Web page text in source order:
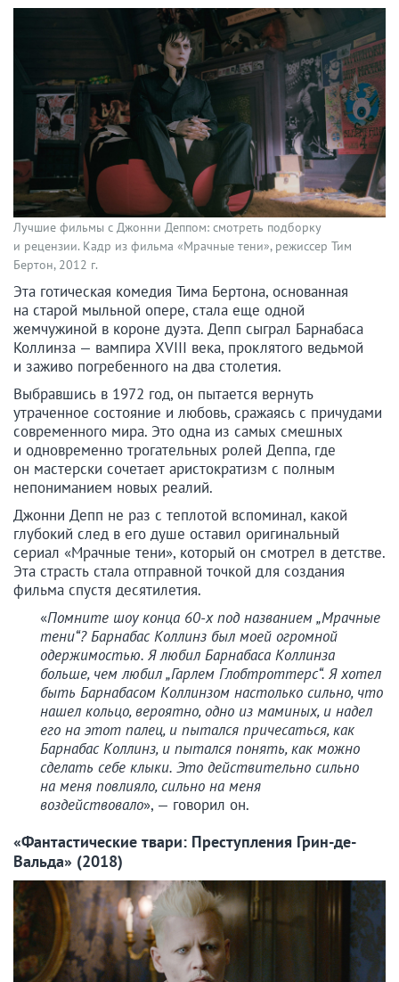
Лучшие фильмы с Джонни Деппом: смотреть подборку
и рецензии. Кадр из фильма «Мрачные тени», режиссер Тим
Бертон, 2012 г.
Эта готическая комедия Тима Бертона, основанная
на старой мыльной опере, стала еще одной
жемчужиной в короне дуэта. Депп сыграл Барнабаса
Коллинза — вампира XVIII века, проклятого ведьмой
и заживо погребенного на два столетия.
Выбравшись в 1972 год, он пытается вернуть
утраченное состояние и любовь, сражаясь с причудами
современного мира. Это одна из самых смешных
и одновременно трогательных ролей Деппа, где
он мастерски сочетает аристократизм с полным
непониманием новых реалий.
Джонни Депп не раз с теплотой вспоминал, какой
глубокий след в его душе оставил оригинальный
сериал «Мрачные тени», который он смотрел в детстве.
Эта страсть стала отправной точкой для создания
фильма спустя десятилетия.
«Помните шоу конца 60-х под названием „Мрачные
тени“? Барнабас Коллинз был моей огромной
одержимостью. Я любил Барнабаса Коллинза
больше, чем любил „Гарлем Глобтроттерс“. Я хотел
быть Барнабасом Коллинзом настолько сильно, что
нашел кольцо, вероятно, одно из маминых, и надел
его на этот палец, и пытался причесаться, как
Барнабас Коллинз, и пытался понять, как можно
сделать себе клыки. Это действительно сильно
на меня повлияло, сильно на меня
воздействовало», — говорил он.
«Фантастические твари: Преступления Грин-де-
Вальда» (2018)